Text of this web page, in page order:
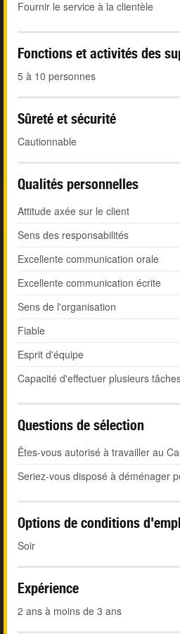
Fournir le service à la clientèle
Fonctions et activités des
5 à 10 personnes
Sûreté et sécurité
Cautionnable
Qualités personnelles
Attitude axée sur le client
Sens des responsabilités
Excellente communication orale
Excellente communication écrite
Sens de l'organisation
Fiable
Esprit d'équipe
Capacité d'effectuer plusieurs
Questions de sélection
Êtes-vous autorisé à travailler au
Seriez-vous disposé à déménager
Options de conditions
Soir
Expérience
2 ans à moins de 3 ans